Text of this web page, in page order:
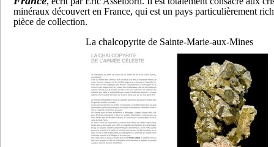
minéraux découvert en France, qui est un pays particulièrement
pièce de collection.
La chalcopyrite de Sainte-Marie-aux-Mines